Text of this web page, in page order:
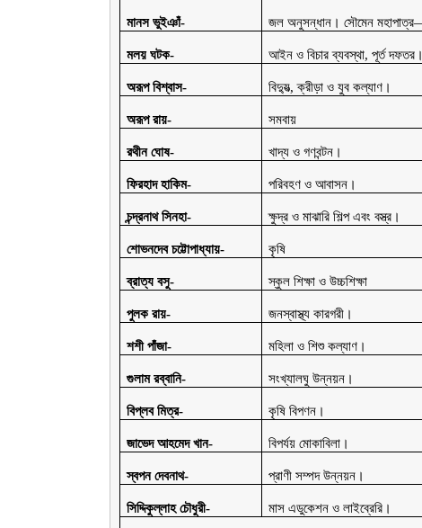
মানস ভুইঞাঁ- জল অনুসন্ধান। সৌমেন
মলয় ঘটক- আইন ও বিচার ব্যবস্থা, পূর্ত
অরূপ বিশ্বাস- বিদ্যুত্‍, ক্রীড়া ও যুব কল্যাণ।
অরূপ রায়- সমবায়
রথীন ঘোষ- খাদ্য ও গণবন্টন।
ফিরহাদ হাকিম- পরিবহণ ও আবাসন।
চন্দ্রনাথ সিনহা- ক্ষুদ্র ও মাঝারি শিল্প এবং বস্ত্র।
শোভনদেব চট্টোপাধ্যায়- কৃষি
ব্রাত্য বসু- স্কুল শিক্ষা ও উচ্চশিক্ষা
পুলক রায়- জনস্বাস্থ্য কারগরী।
শশী পাঁজা- মহিলা ও শিশু কল্যাণ।
গুলাম রব্বানি- সংখ্যালঘু উন্নয়ন।
বিপ্লব মিত্র- কৃষি বিপণন।
জাভেদ আহমেদ খান- বিপর্যয় মোকাবিলা।
স্বপন দেবনাথ- প্রাণী সম্পদ উন্নয়ন।
সিদ্দিকুল্লাহ চৌধুরী- মাস এডুকেশন ও লাইব্রেরি।